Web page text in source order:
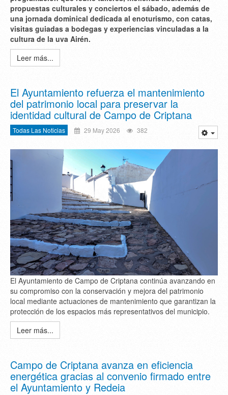
propuestas culturales y conciertos el sábado, además de
una jornada dominical dedicada al enoturismo, con catas,
visitas guiadas a bodegas y experiencias vinculadas a la
cultura de la uva Airén.
Leer más...
El Ayuntamiento refuerza el mantenimiento
del patrimonio local para preservar la
identidad cultural de Campo de Criptana
Todas Las Noticias 29 May 2026 382
El Ayuntamiento de Campo de Criptana continúa avanzando en
su compromiso con la conservación y mejora del patrimonio
local mediante actuaciones de mantenimiento que garantizan la
protección de los espacios más representativos del municipio.
Leer más...
Campo de Criptana avanza en eficiencia
energética gracias al convenio firmado entre
el Ayuntamiento y Redeia